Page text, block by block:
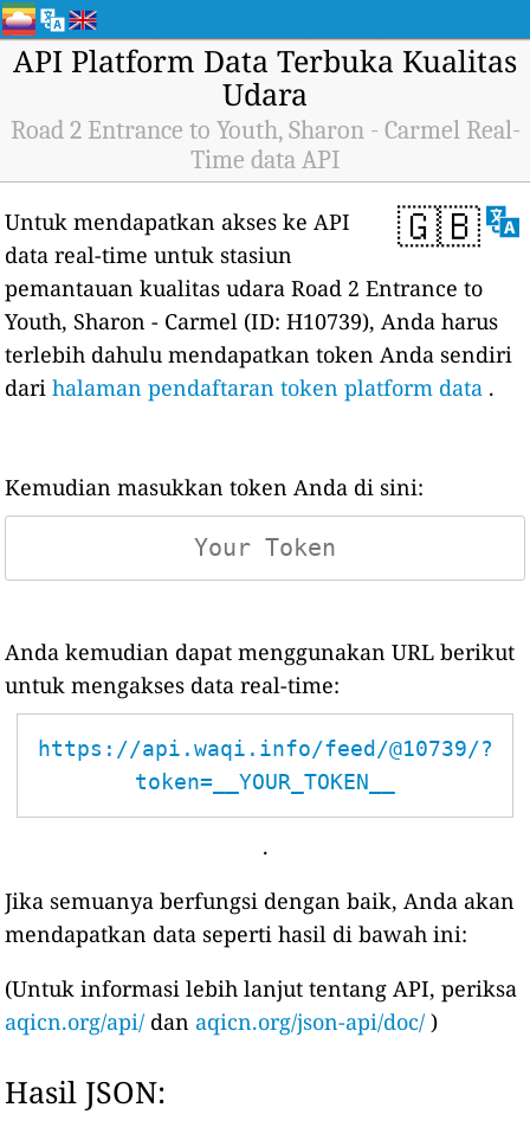
API Platform Data Terbuka Kualitas
Udara
Road 2 Entrance to Youth, Sharon - Carmel Real-
Time data API
🇬🇧
Untuk mendapatkan akses ke API
data real-time untuk stasiun
pemantauan kualitas udara Road 2 Entrance to
Youth, Sharon - Carmel (ID: H10739), Anda harus
terlebih dahulu mendapatkan token Anda sendiri
darihalaman pendaftaran token platform data .
Kemudian masukkan token Anda di sini:
Anda kemudian dapat menggunakan URL berikut
untuk mengakses data real-time:
https://api.waqi.info/feed/@10739/?
token=__YOUR_TOKEN__
.
Jika semuanya berfungsi dengan baik, Anda akan
mendapatkan data seperti hasil di bawah ini:
(Untuk informasi lebih lanjut tentang API, periksa
aqicn.org/api/ dan aqicn.org/json-api/doc/ )
Hasil JSON: